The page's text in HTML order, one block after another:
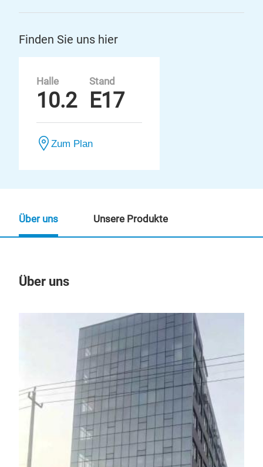
Finden Sie uns hier
Halle
10.2
Stand
E17
Zum Plan
Über uns
Über uns Unsere Produkte